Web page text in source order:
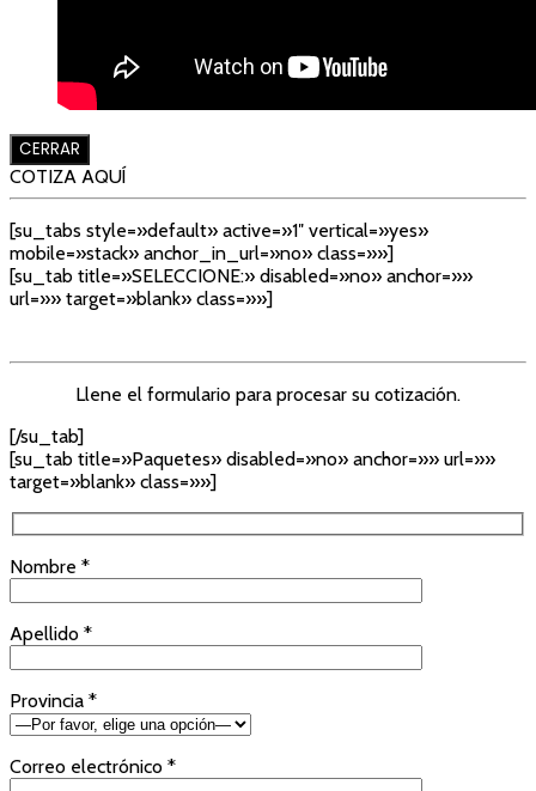
CERRAR
COTIZA AQUÍ
[su_tabs style=»default» active=»1″ vertical=»yes»
mobile=»stack» anchor_in_url=»no» class=»»]
[su_tab title=»SELECCIONE:» disabled=»no» anchor=»»
url=»» target=»blank» class=»»]
Llene el formulario para procesar su cotización.
[/su_tab]
[su_tab title=»Paquetes» disabled=»no» anchor=»» url=»»
target=»blank» class=»»]
Nombre *
Apellido *
Provincia *
Correo electrónico *